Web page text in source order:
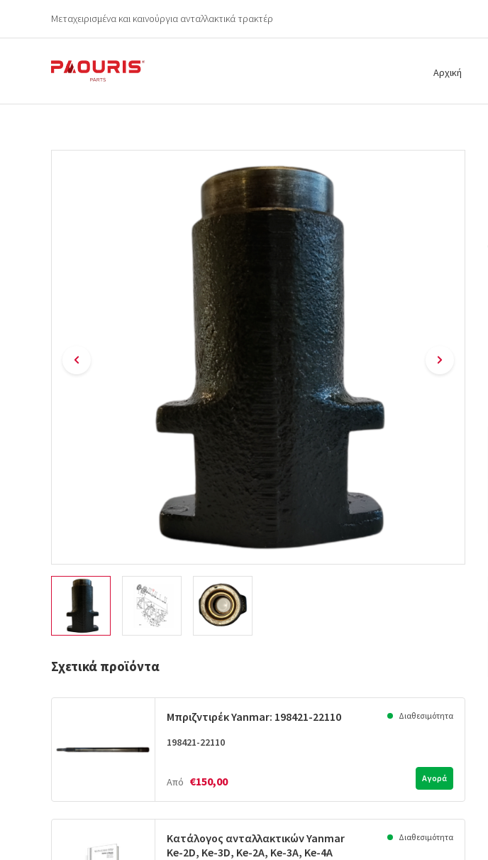
Μεταχειρισμένα και καινούργια ανταλλακτικά τρακτέρ
Αρχική
Σχετικά προϊόντα
Μπριζντιρέκ Yanmar: 198421-22110
198421-22110
Από €150,00
Διαθεσιμότητα
Αγορά
Κατάλογος ανταλλακτικών Yanmar
Ke-2D, Ke-3D, Ke-2A, Ke-3A, Ke-4A
Διαθεσιμότητα